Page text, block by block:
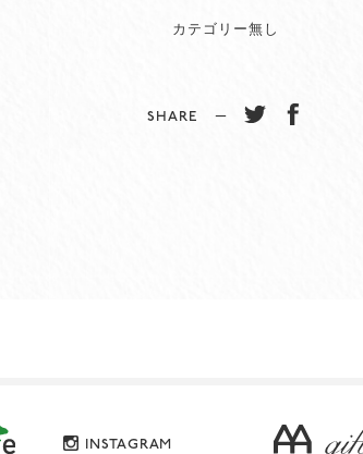
カテゴリー無し
SHARE −
INSTAGRAM